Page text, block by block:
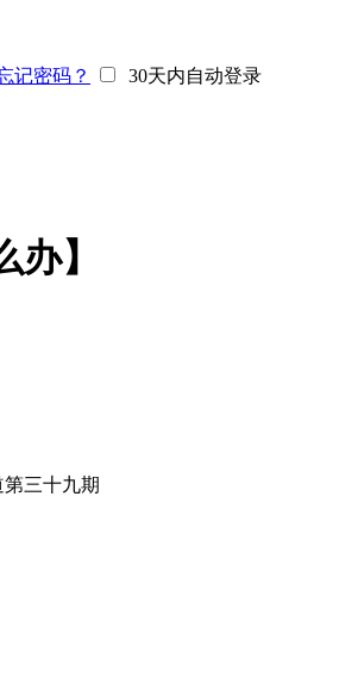
记密码？ 30天内自动登录
】
三十九期